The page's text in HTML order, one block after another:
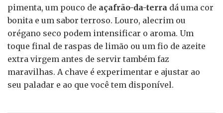
pimenta, um pouco de açafrão-da-terra dá uma cor
bonita e um sabor terroso. Louro, alecrim ou
orégano seco podem intensificar o aroma. Um
toque final de raspas de limão ou um fio de azeite
extra virgem antes de servir também faz
maravilhas. A chave é experimentar e ajustar ao
seu paladar e ao que você tem disponível.